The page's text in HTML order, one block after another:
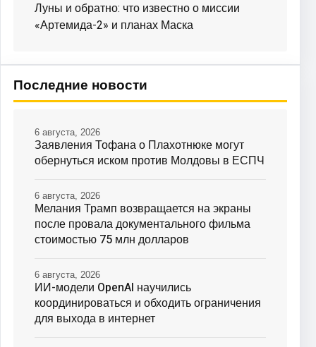
Луны и обратно: что известно о миссии
«Артемида-2» и планах Маска
Последние новости
Заявления Тофана о Плахотнюке могут
обернуться иском против Молдовы в ЕСПЧ
6 августа, 2026
Мелания Трамп возвращается на экраны
после провала документального фильма
стоимостью 75 млн долларов
6 августа, 2026
ИИ-модели OpenAI научились
координироваться и обходить ограничения
для выхода в интернет
6 августа, 2026